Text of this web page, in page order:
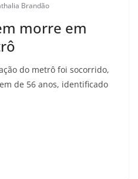
Brandão
morre em
do metrô foi socorrido,
de 56 anos, identificado